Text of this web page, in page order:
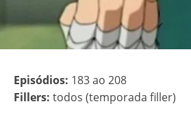
Episódios: 183 ao 208
Fillers: todos (temporada filler)